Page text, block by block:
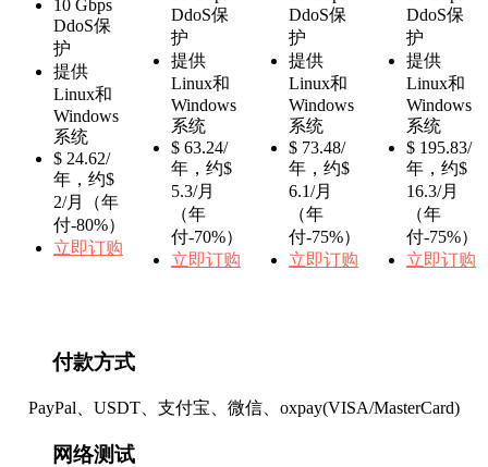
10 Gbps
DdoS保
护
提供
Linux和
Windows
系统
$ 24.62/
年，约$
2/月（年
付-80%）
立即订购
DdoS保
护
提供
Linux和
Windows
系统
$ 63.24/
年，约$
5.3/月
（年
付-70%）
立即订购
DdoS保
护
提供
Linux和
Windows
系统
$ 73.48/
年，约$
6.1/月
（年
付-75%）
立即订购
DdoS保
护
提供
Linux和
Windows
系统
$ 195.83/
年，约$
16.3/月
（年
付-75%）
立即订购
付款方式
PayPal、USDT、支付宝、微信、oxpay(VISA/MasterCard)
网络测试